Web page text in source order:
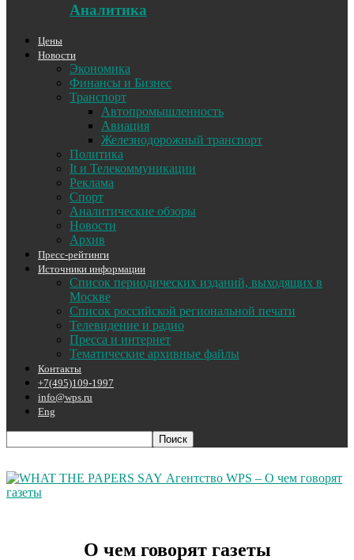
Аналитика
Цены
Новости
Экономика
Финансы и Бизнес
Транспорт
Автопромышленность
Авиация
Железнодорожный транспорт
Политика
It и Телекоммуникации
Реклама
Спорт
Аналитические обзоры
Новости
Архив
Пресс-рейтинги
Источники информации
Список периодических изданий, выходящих в
Москве
Список российской региональной печати
Телевидение и радио
Пресса и интернет
Тематические архивные файлы
Контакты
+7(495)109-1997
info@wps.ru
Eng
Агентство WPS – О чем говорят
газеты
О чем говорят газеты